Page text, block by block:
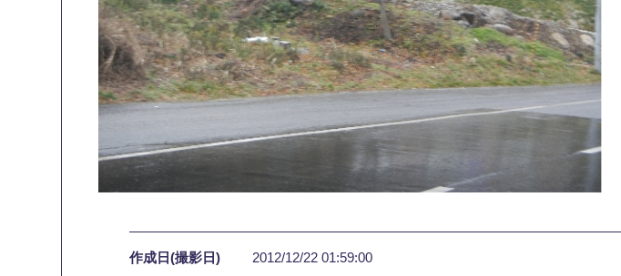
作成日(撮影日) 2012/12/22 01:59:00